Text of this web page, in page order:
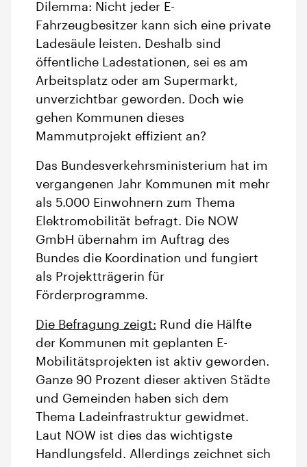
Dilemma: Nicht jeder E-
Fahrzeugbesitzer kann sich eine private
Ladesäule leisten. Deshalb sind
öffentliche Ladestationen, sei es am
Arbeitsplatz oder am Supermarkt,
unverzichtbar geworden. Doch wie
gehen Kommunen dieses
Mammutprojekt effizient an?
Das Bundesverkehrsministerium hat im
vergangenen Jahr Kommunen mit mehr
als 5.000 Einwohnern zum Thema
Elektromobilität befragt. Die NOW
GmbH übernahm im Auftrag des
Bundes die Koordination und fungiert
als Projektträgerin für
Förderprogramme.
Die Befragung zeigt: Rund die Hälfte
der Kommunen mit geplanten E-
Mobilitätsprojekten ist aktiv geworden.
Ganze 90 Prozent dieser aktiven Städte
und Gemeinden haben sich dem
Thema Ladeinfrastruktur gewidmet.
Laut NOW ist dies das wichtigste
Handlungsfeld. Allerdings zeichnet sich